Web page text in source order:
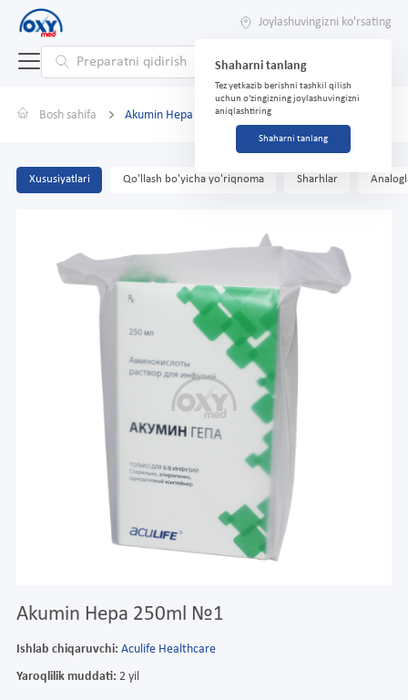
Joylashuvingizni ko'rsating
Shaharni tanlang
Tez yetkazib berishni tashkil qilish
uchun o'zingizning joylashuvingizni
aniqlashtiring
Shaharni tanlang
Bosh sahifa Akumin Hepa 250ml №1
Xususiyatlari Qo'llash bo'yicha yo'riqnoma Sharhlar
Akumin Hepa 250ml №1
Ishlab chiqaruvchi: Aculife Healthcare
Yaroqlilik muddati: 2 yil